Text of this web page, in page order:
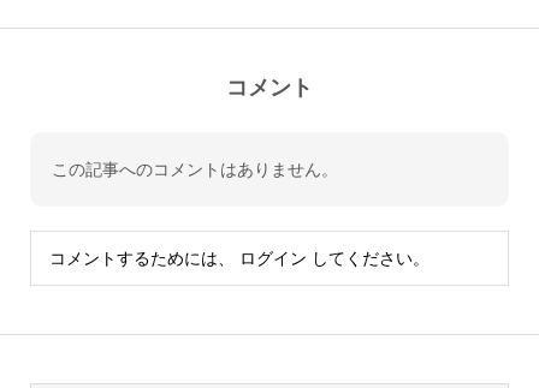
コメント
この記事へのコメントはありません。
コメントするためには、 ログイン してください。